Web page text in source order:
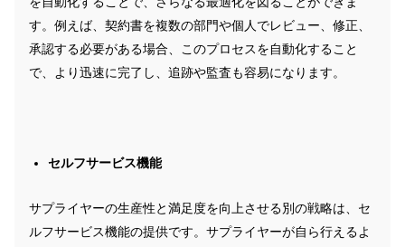
す。例えば、契約書を複数の部門や個人でレビュー、修正、
承認する必要がある場合、このプロセスを自動化すること
で、より迅速に完了し、追跡や監査も容易になります。
セルフサービス機能
サプライヤーの生産性と満足度を向上させる別の戦略は、セ
ルフサービス機能の提供です。サプライヤーが自ら行えるよ